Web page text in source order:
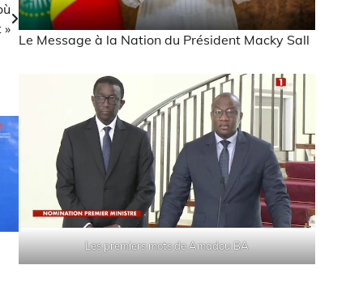
»
Le Message à la Nation du Président Macky Sall
Les premiers mots de Amadou BA